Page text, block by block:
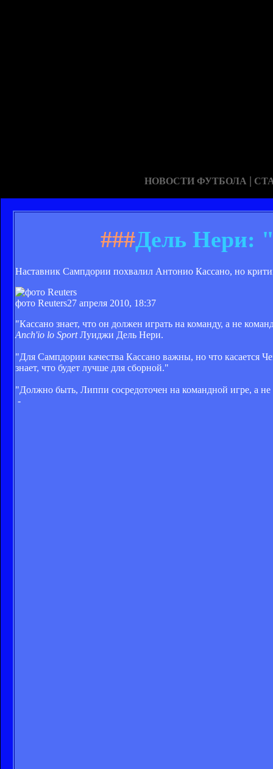
НОВОСТИ ФУТБОЛА |
###Дель Нери:
Наставник Сампдории похвалил Антонио Кассано, но
фото Reuters27 апреля 2010, 18:37
"Кассано знает, что он должен играть на команду, а не
Anch'io lo SportЛуиджи Дель Нери.
"Для Сампдории качества Кассано важны, но что касается
знает, что будет лучше для сборной."
"Должно быть, Липпи сосредоточен на командной игре, а
-